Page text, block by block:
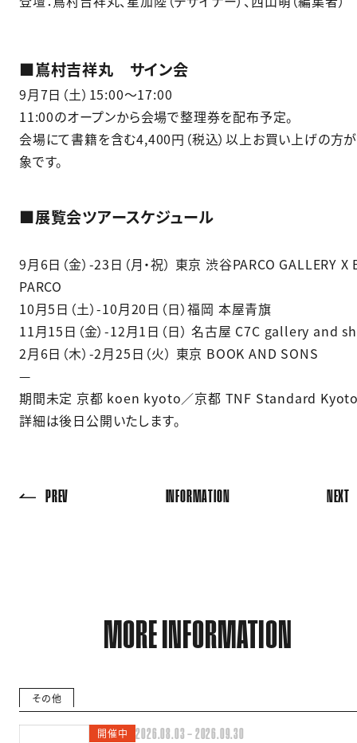
■嶌村吉祥丸 サイン会
9月7日（土）15:00～17:00
11:00のオープンから会場で整理券を配布予定。
会場にて書籍を含む4,400円（税込）以上お買い上げの方
象です。
■展覧会ツアースケジュール
9月6日（金）-23日（月・祝） 東京 渋谷PARCO GALLERY X
PARCO
10月5日（土）-10月20日（日）福岡 本屋青旗
11月15日（金）-12月1日（日） 名古屋 C7C gallery and
2月6日（木）-2月25日（火） 東京 BOOK AND SONS
—
期間未定 京都 koen kyoto／京都 TNF Standard
詳細は後日公開いたします。
PREV INFORMATION NEXT
MORE INFORMATION
その他
開催中 2026.08.03 — 2026.09.30